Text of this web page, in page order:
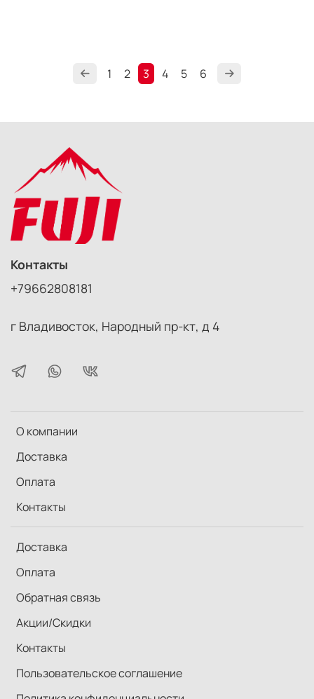
1 2 3 4 5 6
О компании
Доставка
Оплата
Контакты
Доставка
Оплата
Обратная связь
Акции/Скидки
Контакты
Пользовательское соглашение
Контакты
+79662808181
г Владивосток, Народный пр-кт, д 4